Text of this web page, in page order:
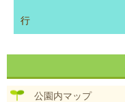
行
公園内マップ